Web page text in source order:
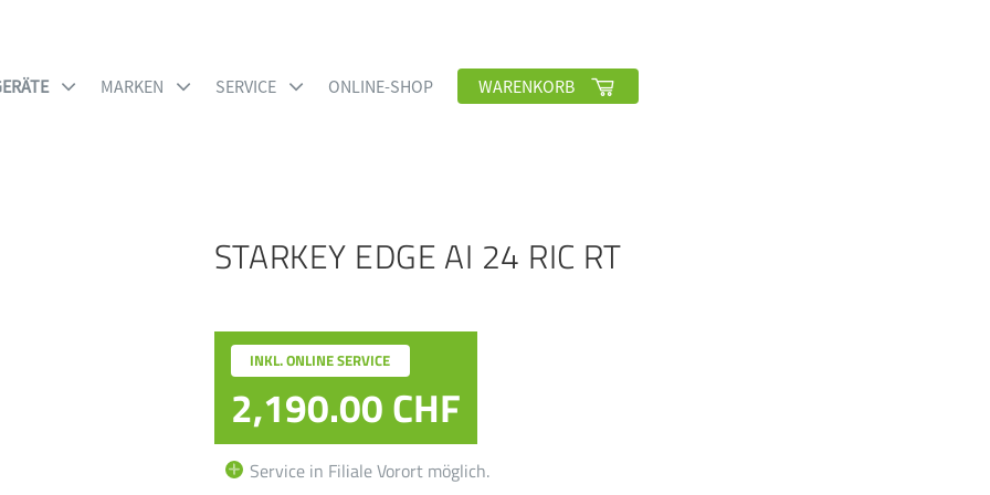
MARKEN SERVICE ONLINE-SHOP WARENKORB
STARKEY EDGE AI 24 RIC RT
INKL. ONLINE SERVICE
2,190.00CHF
Service in Filiale Vorort möglich.